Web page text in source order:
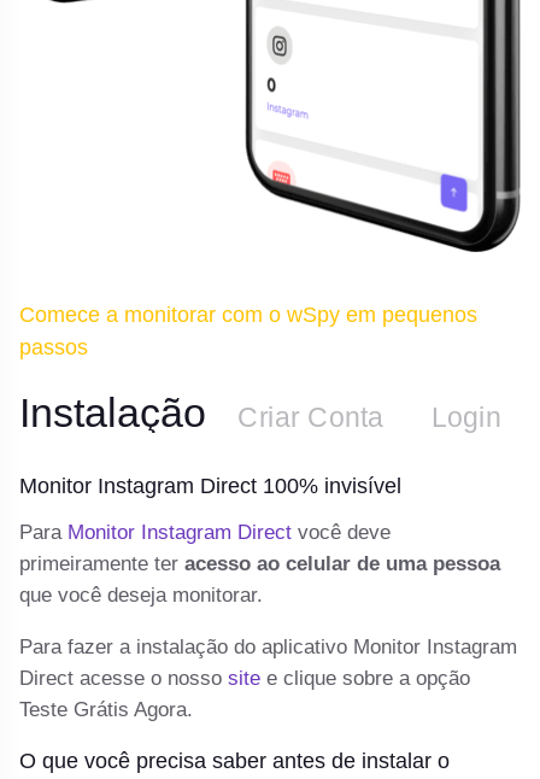
Comece a monitorar com o wSpy em pequenos
passos
Instalação Criar Conta Login
Monitor Instagram Direct 100% invisível
Para Monitor Instagram Direct você deve
primeiramente teracesso ao celular de uma pessoa
que você deseja monitorar.
Para fazer a instalação do aplicativo Monitor Instagram
Direct acesse o nossosite e clique sobre a opção
Teste Grátis Agora.
O que você precisa saber antes de instalar o